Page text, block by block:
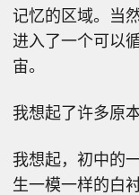
记忆的区域。当
进入了一个可以
宙。
我想起了许多原
我想起，初中的
生一模一样的白